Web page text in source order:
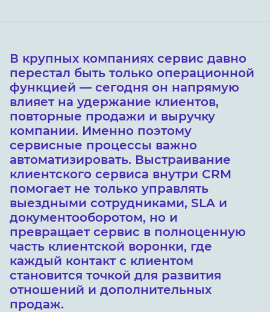
В крупных компаниях сервис давно
перестал быть только операционной
функцией — сегодня он напрямую
влияет на удержание клиентов,
повторные продажи и выручку
компании. Именно поэтому
сервисные процессы важно
автоматизировать. Выстраивание
клиентского сервиса внутри CRM
помогает не только управлять
выездными сотрудниками, SLA и
документооборотом, но и
превращает сервис в полноценную
часть клиентской воронки, где
каждый контакт с клиентом
становится точкой для развития
отношений и дополнительных
продаж.